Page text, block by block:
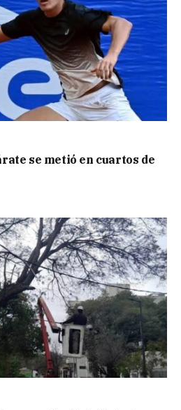
se metió en cuartos de